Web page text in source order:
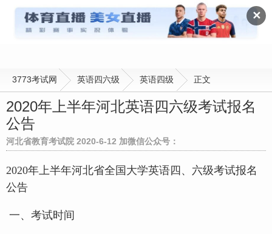
✕
英语四级
3773考试网 英语四六级 英语四级 正文
2020年上半年河北英语四六级考试报名
公告
河北省教育考试院 2020-6-12 加微信公众号：
2020年上半年河北省全国大学英语四、六级考试报名
公告
一、考试时间